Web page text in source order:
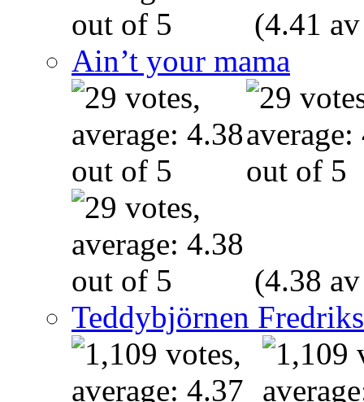
(4.41
Ain’t your mama
(4.38
Teddybjörnen